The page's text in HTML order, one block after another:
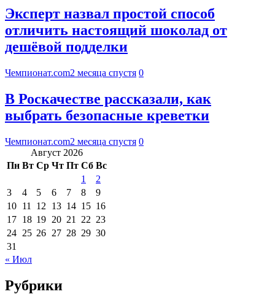
Эксперт назвал простой способ
отличить настоящий шоколад от
дешёвой подделки
Чемпионат.com2 месяца спустя 0
В Роскачестве рассказали, как
выбрать безопасные креветки
Чемпионат.com2 месяца спустя 0
Август 2026
Пн Вт Ср Чт Пт Сб Вс
1
2
3
4 5 6 7 8
9
10 11 12 13 14 15 16
17 18 19 20 21 22 23
24 25 26 27 28 29 30
31
« Июл
Рубрики